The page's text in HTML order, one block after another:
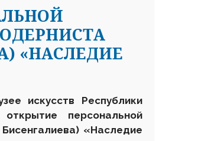
«НАСЛЕДИЕ
искусств Республики
персональной
Бисенгалиева) «Наследие